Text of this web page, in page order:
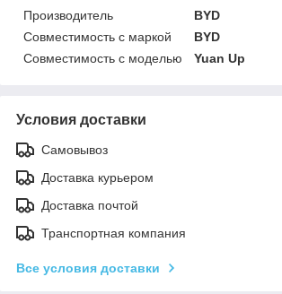
Производитель
BYD
Совместимость с маркой
BYD
Совместимость с моделью
Yuan Up
Условия доставки
Самовывоз
Доставка курьером
Доставка почтой
Транспортная компания
Все условия доставки